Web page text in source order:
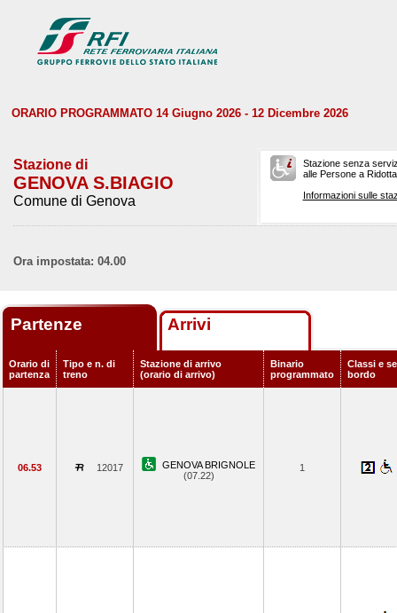
ORARIO PROGRAMMATO 14 Giugno 2026 - 12 Dicembre 2026
Stazione di
GENOVA S.BIAGIO
Comune di Genova
Stazione senza
alle Persone a
Informazioni sulle
Ora impostata: 04.00
Partenze Arrivi
Orario di
partenza
Tipo e n. di
treno
Stazione di arrivo
(orario di arrivo)
Binario
programmato
Classi e
bordo
06.53 12017
GENOVA BRIGNOLE
(07.22)
1